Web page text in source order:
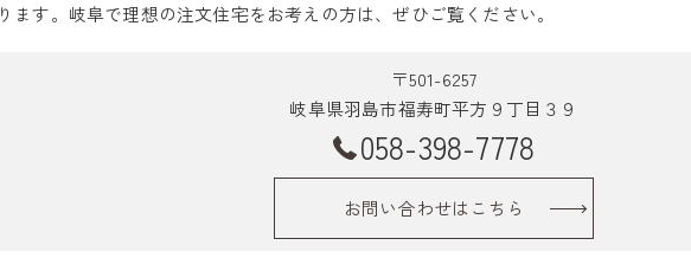
ります。岐阜で理想の注文住宅をお考えの方は、ぜひご覧ください。
〒501-6257
岐阜県羽島市福寿町平方９丁目３９
058-398-7778
お問い合わせはこちら